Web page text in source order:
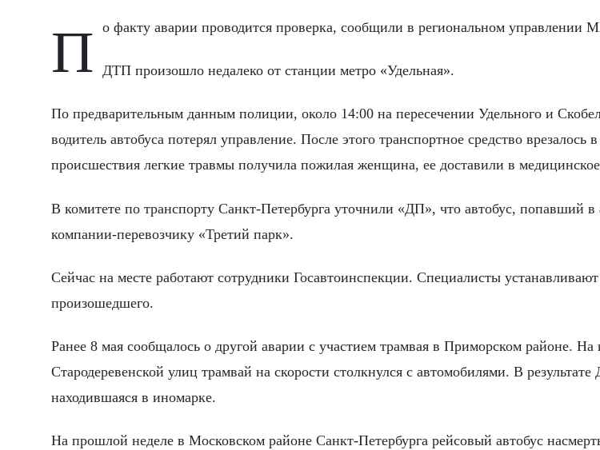
По факту аварии проводится проверка, сообщили в региональном управлении
ДТП произошло недалеко от станции метро «Удельная».
По предварительным данным полиции, около 14:00 на пересечении Удельного и
водитель автобуса потерял управление. После этого транспортное средство врезалось
происшествия легкие травмы получила пожилая женщина, ее доставили в
В комитете по транспорту Санкт-Петербурга уточнили «ДП», что автобус, попавший
компании-перевозчику «Третий парк».
Сейчас на месте работают сотрудники Госавтоинспекции. Специалисты устанавливают
произошедшего.
Ранее 8 мая сообщалось о другой аварии с участием трамвая в Приморском районе.
Стародеревенской улиц трамвай на скорости столкнулся с автомобилями. В
находившаяся в иномарке.
На прошлой неделе в Московском районе Санкт-Петербурга рейсовый автобус